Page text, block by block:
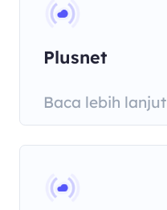
Plusnet
Baca lebih lanjut